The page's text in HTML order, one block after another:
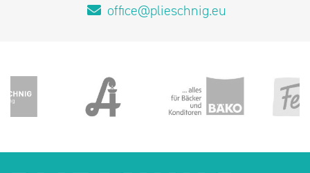
office@plieschnig.eu